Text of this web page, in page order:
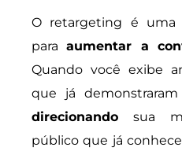
O retargeting é uma
paraaumentar a
Quando você exibe
que já
direcionando sua
público que já